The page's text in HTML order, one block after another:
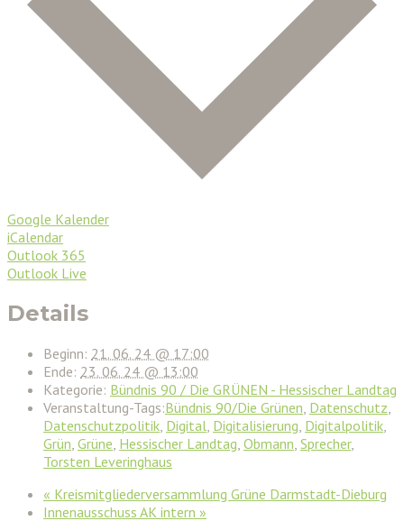
Google Kalender
iCalendar
Outlook 365
Outlook Live
Details
Beginn: 21. 06. 24 @ 17:00
Ende: 23. 06. 24 @ 13:00
Kategorie: Bündnis 90 / Die GRÜNEN - Hessischer Landtag
Veranstaltung-Tags:Bündnis 90/Die Grünen Datenschutz
Datenschutzpolitik Digital Digitalisierung Digitalpolitik
Grün Grüne Hessischer Landtag Obmann Sprecher,
Torsten Leveringhaus
« Kreismitgliederversammlung Grüne Darmstadt-Dieburg
Innenausschuss AK intern »